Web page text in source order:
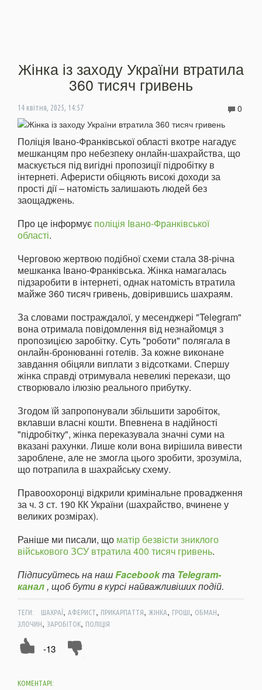
Жінка із заходу України втратила
360 тисяч гривень
14 квітня, 2025, 14:57 0
Поліція Івано-Франківської області вкотре нагадує
мешканцям про небезпеку онлайн-шахрайства, що
маскується під вигідні пропозиції підробітку в
інтернеті. Аферисти обіцяють високі доходи за
прості дії – натомість залишають людей без
заощаджень.
Про це інформує поліція Івано-Франківської
області.
Черговою жертвою подібної схеми стала 38-річна
мешканка Івано-Франківська. Жінка намагалась
підзаробити в інтернеті, однак натомість втратила
майже 360 тисяч гривень, довірившись шахраям.
За словами постраждалої, у месенджері "Telegram"
вона отримала повідомлення від незнайомця з
пропозицією заробітку. Суть "роботи" полягала в
онлайн-бронюванні готелів. За кожне виконане
завдання обіцяли виплати з відсотками. Спершу
жінка справді отримувала невеликі перекази, що
створювало ілюзію реального прибутку.
Згодом їй запропонували збільшити заробіток,
вклавши власні кошти. Впевнена в надійності
"підробітку", жінка переказувала значні суми на
вказані рахунки. Лише коли вона вирішила вивести
зароблене, але не змогла цього зробити, зрозуміла,
що потрапила в шахрайську схему.
Правоохоронці відкрили кримінальне провадження
за ч. 3 ст. 190 КК України (шахрайство, вчинене у
великих розмірах).
Раніше ми писали, що матір безвісти зниклого
військового ЗСУ втратила 400 тисяч гривень.
Підписуйтесь на нашFacebookта Telegram-
канал, щоб бути в курсі найважливіших подій.
ТЕГИ: ШАХРАЇ, АФЕРИСТ, ПРИКАРПАТТЯ, ЖІНКА, ГРОШІ, ОБМАН,
ЗЛОЧИН, ЗАРОБІТОК, ПОЛІЦІЯ
-13
КОМЕНТАРІ: